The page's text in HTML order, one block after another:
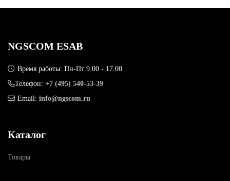
NGSCOM ESAB
Время работы: Пн-Пт 9.00 - 17.00
Телефон: +7 (495) 540-53-39
Email: info@ngscom.ru
Каталог
Товары